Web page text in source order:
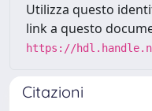
Utilizza questo
link a questo
https://
Citazioni